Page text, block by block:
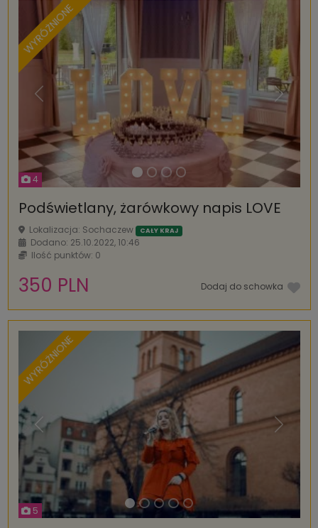
WYRÓŻNIONE
4
Poprzednia
Podświetlany, żarówkowy napis LOVE
Lokalizacja: Sochaczew CAŁY KRAJ
Dodano: 25.10.2022, 10:46
Ilość punktów: 0
350 PLN Dodaj do schowka
WYRÓŻNIONE
5
Poprzednia